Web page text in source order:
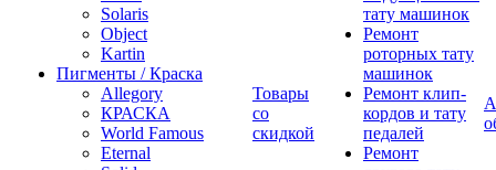
Solaris
Object
Kartin
Пигменты / Краска
Allegory
КРАСКА
World Famous
Eternal
Товары
со
скидкой
тату машинок
Ремонт
роторных тату
машинок
Ремонт клип-
кордов и тату
педалей
Ремонт